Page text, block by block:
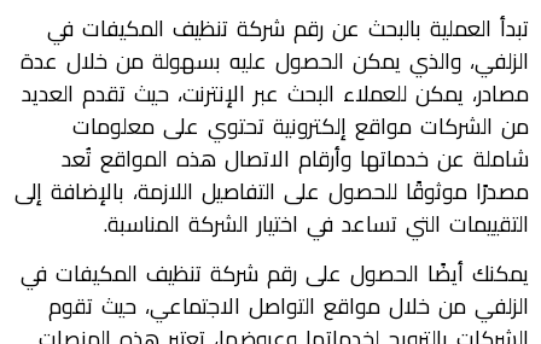
تبدأ العملية بالبحث عن رقم شركة تنظيف المكيفات في
الزلفي، والذي يمكن الحصول عليه بسهولة من خلال عدة
مصادر، يمكن للعملاء البحث عبر الإنترنت، حيث تقدم العديد
من الشركات مواقع إلكترونية تحتوي على معلومات
شاملة عن خدماتها وأرقام الاتصال هذه المواقع تُعد
مصدرًا موثوقًا للحصول على التفاصيل اللازمة، بالإضافة إلى
التقييمات التي تساعد في اختيار الشركة المناسبة.
يمكنك أيضًا الحصول على رقم شركة تنظيف المكيفات في
الزلفي من خلال مواقع التواصل الاجتماعي، حيث تقوم